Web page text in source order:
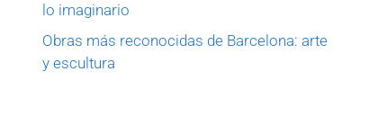
lo imaginario
Obras más reconocidas de Barcelona: arte
y escultura